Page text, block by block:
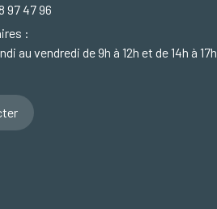
97 47 96
:
au vendredi de 9h à 12h et de 14h à 17h